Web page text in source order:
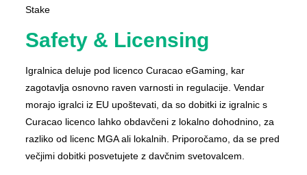
Stake
Safety & Licensing
Igralnica deluje pod licenco Curacao eGaming, kar
zagotavlja osnovno raven varnosti in regulacije. Vendar
morajo igralci iz EU upoštevati, da so dobitki iz igralnic s
Curacao licenco lahko obdavčeni z lokalno dohodnino, za
razliko od licenc MGA ali lokalnih. Priporočamo, da se pred
večjimi dobitki posvetujete z davčnim svetovalcem.